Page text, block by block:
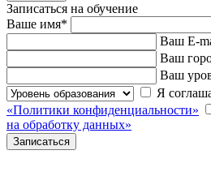
Записаться на обучение
Ваше имя*
Ваш E-
Ваш
Ваш
Я
«Политики конфиденциальности»
на обработку данных»